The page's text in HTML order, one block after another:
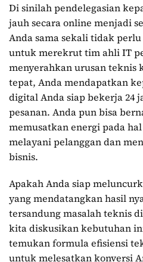
Di sinilah pendelegasian
jauh secara online menjadi
Anda sama sekali tidak
untuk merekrut tim ahli IT
menyerahkan urusan teknis
tepat, Anda mendapatkan
digital Anda siap bekerja 24
pesanan. Anda pun bisa
memusatkan energi pada
melayani pelanggan dan
bisnis.
Apakah Anda siap
yang mendatangkan hasil
tersandung masalah teknis
kita diskusikan kebutuhan
temukan formula efisiensi
untuk melesatkan konversi